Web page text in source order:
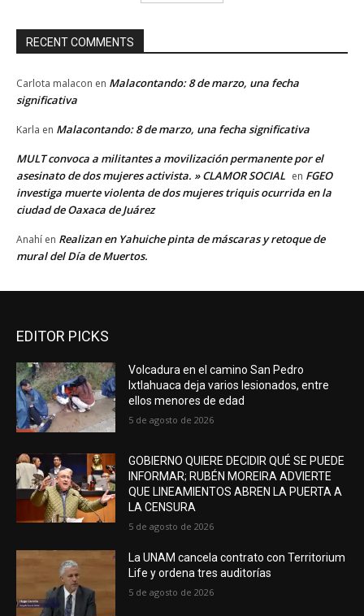
RECENT COMMENTS
Carlota malacon en Malacontando: 8 de marzo, una fecha
significativa
Karla en Malacontando: 8 de marzo, una fecha significativa
MULT convoca a militantes a movilización permanente por el
asesinato de dos mujeres activista. » CLAMOR SOCIAL en FGEO
investiga muerte violenta de dos mujeres triquis ocurrida en la
ciudad de Oaxaca de Juárez
Anahí en Realizan en Yahuiche pinta de máscaras y retoque de
mural del Día de Muertos.
EDITOR PICKS
Volcadura en el camino San Pedro
Ixtlahuaca deja varios lesionados, entre
ellos menores de edad
5 de agosto de 2026
GOBIERNO QUIERE DECIDIR QUÉ SE PUEDE
INFORMAR; RUBÉN MOREIRA ADVIERTE
QUE LINEAMIENTOS ABREN LA PUERTA A
LA CENSURA
5 de agosto de 2026
La UNAM cancela contrato con Territorium
Life y ordena tres auditorías
5 de agosto de 2026